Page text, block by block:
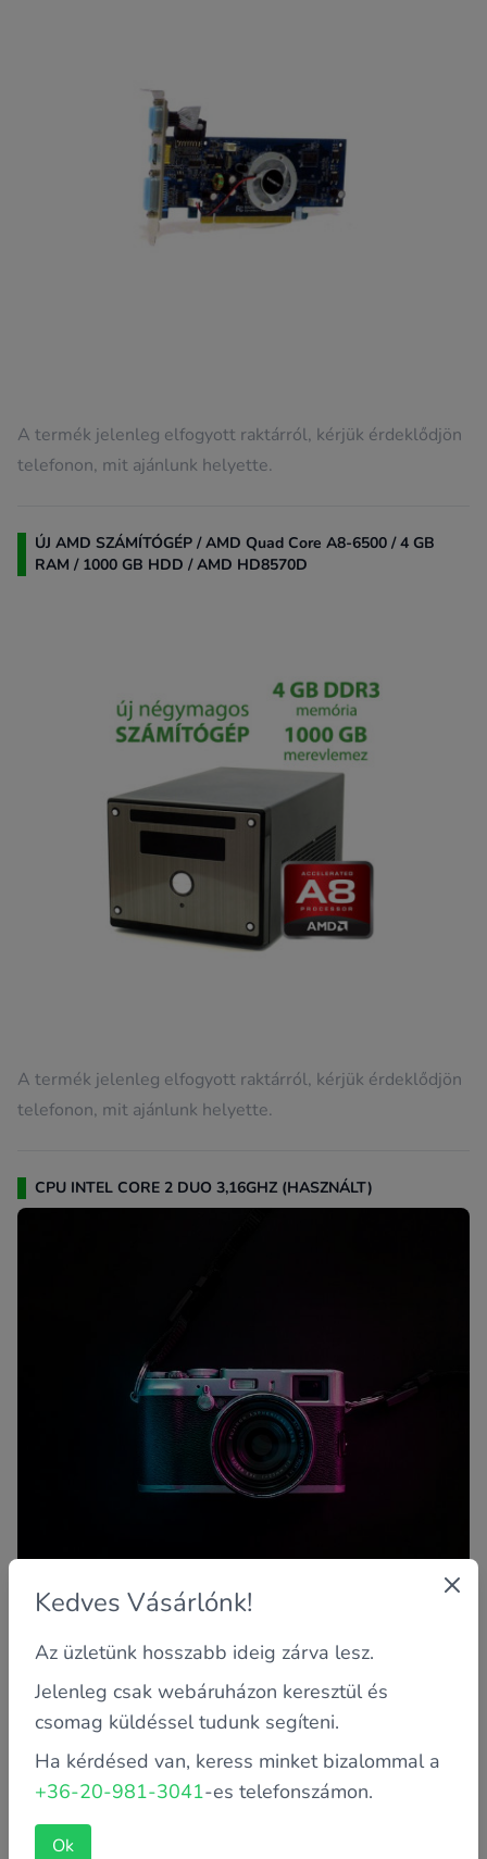
A termék jelenleg elfogyott raktárról, kérjük érdeklődjön
telefonon, mit ajánlunk helyette.
ÚJ AMD SZÁMÍTÓGÉP / AMD Quad Core A8-6500 / 4 GB
RAM / 1000 GB HDD / AMD HD8570D
A termék jelenleg elfogyott raktárról, kérjük érdeklődjön
telefonon, mit ajánlunk helyette.
CPU INTEL CORE 2 DUO 3,16GHZ (HASZNÁLT)
A termék jelenleg elfogyott raktárról, kérjük érdeklődjön
telefonon, mit ajánlunk helyette.
256 GB NVME SSD
Kedves Vásárlónk!
Az üzletünk hosszabb ideig zárva lesz.
Jelenleg csak webáruházon keresztül és
csomag küldéssel tudunk segíteni.
Ha kérdésed van, keress minket bizalommal a
+36-20-981-3041-es telefonszámon.
Ok